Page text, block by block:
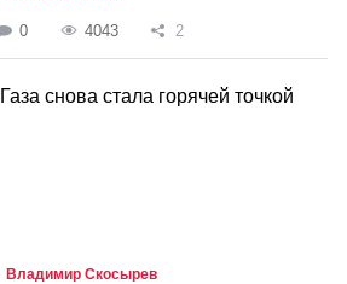
0 4043 2
Газа снова стала горячей точкой
Владимир Скосырев